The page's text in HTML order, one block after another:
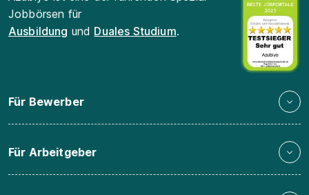
Jobbörsen für
Ausbildung und Duales Studium.
Für Bewerber
Für Arbeitgeber